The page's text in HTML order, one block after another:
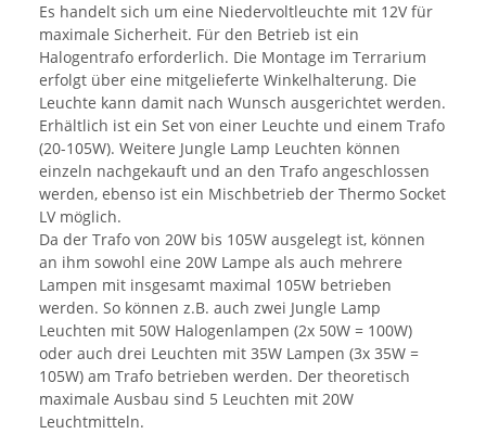
Es handelt sich um eine Niedervoltleuchte mit 12V für
maximale Sicherheit. Für den Betrieb ist ein
Halogentrafo erforderlich. Die Montage im Terrarium
erfolgt über eine mitgelieferte Winkelhalterung. Die
Leuchte kann damit nach Wunsch ausgerichtet werden.
Erhältlich ist ein Set von einer Leuchte und einem Trafo
(20-105W). Weitere Jungle Lamp Leuchten können
einzeln nachgekauft und an den Trafo angeschlossen
werden, ebenso ist ein Mischbetrieb der Thermo Socket
LV möglich.
Da der Trafo von 20W bis 105W ausgelegt ist, können
an ihm sowohl eine 20W Lampe als auch mehrere
Lampen mit insgesamt maximal 105W betrieben
werden. So können z.B. auch zwei Jungle Lamp
Leuchten mit 50W Halogenlampen (2x 50W = 100W)
oder auch drei Leuchten mit 35W Lampen (3x 35W =
105W) am Trafo betrieben werden. Der theoretisch
maximale Ausbau sind 5 Leuchten mit 20W
Leuchtmitteln.